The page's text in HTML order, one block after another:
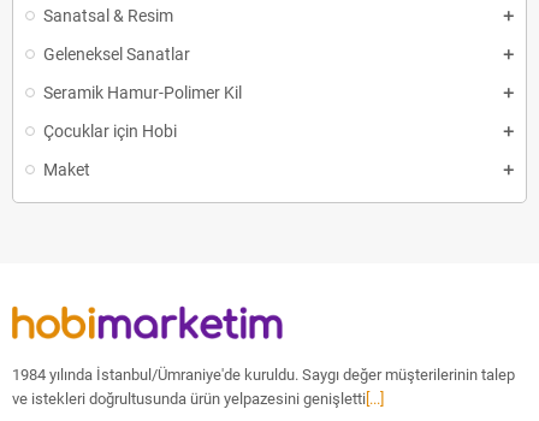
Sanatsal & Resim
Geleneksel Sanatlar
Seramik Hamur-Polimer Kil
Çocuklar için Hobi
Maket
1984 yılında İstanbul/Ümraniye'de kuruldu. Saygı değer müşterilerinin talep
ve istekleri doğrultusunda ürün yelpazesini genişletti [...]